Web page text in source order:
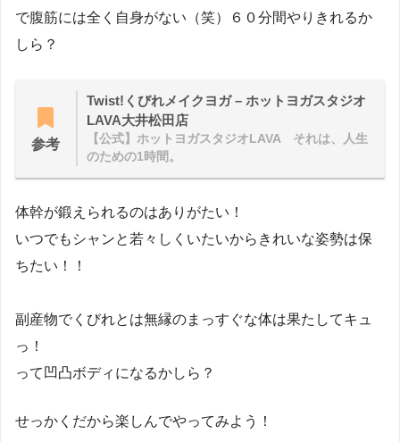
で腹筋には全く自身がない（笑）６０分間やりきれるか
しら？
参考
Twist!くびれメイクヨガ – ホットヨガスタジオ
LAVA大井松田店
【公式】ホットヨガスタジオLAVA それは、人生
のための1時間。
体幹が鍛えられるのはありがたい！
いつでもシャンと若々しくいたいからきれいな姿勢は保
ちたい！！
副産物でくびれとは無縁のまっすぐな体は果たしてキュ
っ！
って凹凸ボディになるかしら？
せっかくだから楽しんでやってみよう！